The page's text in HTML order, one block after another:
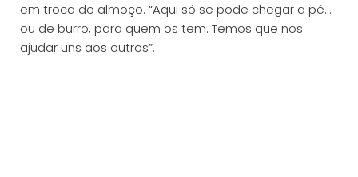
em troca do almoço. “Aqui só se pode chegar a pé…
ou de burro, para quem os tem. Temos que nos
ajudar uns aos outros”.